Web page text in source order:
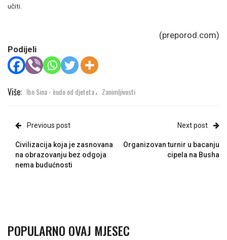
učiti.
(preporod.com)
Podijeli
Više: Ibn Sina - èudo od djeteta, Zanimljivosti
Previous post
Civilizacija koja je zasnovana
na obrazovanju bez odgoja
nema budućnosti
Next post
Organizovan turnir u bacanju
cipela na Busha
POPULARNO OVAJ MJESEC